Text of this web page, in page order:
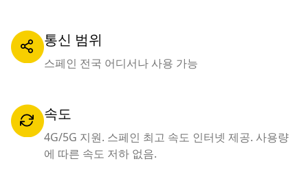
통신 범위
스페인 전국 어디서나 사용 가능
속도
4G/5G 지원. 스페인 최고 속도 인터넷 제공. 사용량
에 따른 속도 저하 없음.